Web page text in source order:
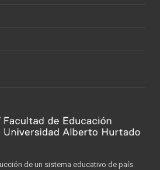
de un sistema educativo de país